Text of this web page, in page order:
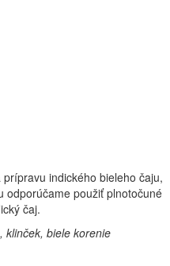
indického bieleho čaju,
odporúčame použiť plnotočuné
čaj.
klinček, biele korenie